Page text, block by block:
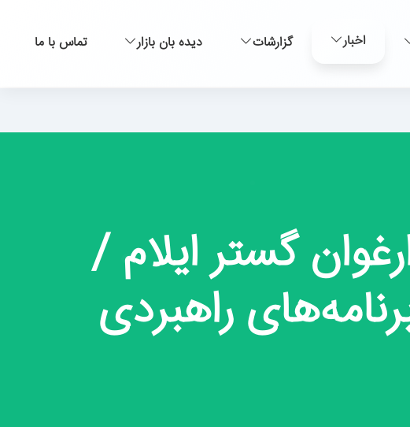
اخبار گزارشات دیده بان بازار تماس با ما
گستر ایلام /
راهبردی